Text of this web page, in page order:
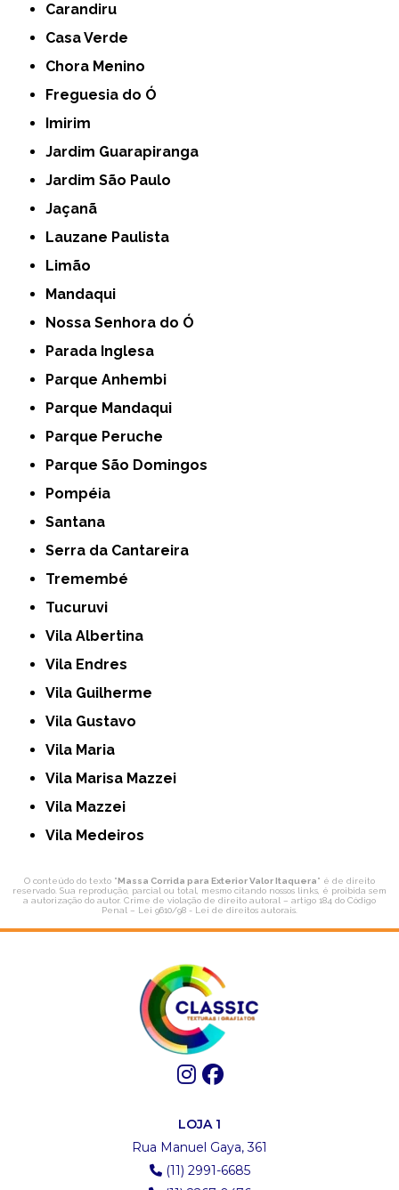
Carandiru
Casa Verde
Chora Menino
Freguesia do Ó
Imirim
Jardim Guarapiranga
Jardim São Paulo
Jaçanã
Lauzane Paulista
Limão
Mandaqui
Nossa Senhora do Ó
Parada Inglesa
Parque Anhembi
Parque Mandaqui
Parque Peruche
Parque São Domingos
Pompéia
Santana
Serra da Cantareira
Tremembé
Tucuruvi
Vila Albertina
Vila Endres
Vila Guilherme
Vila Gustavo
Vila Maria
Vila Marisa Mazzei
Vila Mazzei
Vila Medeiros
O conteúdo do texto "Massa Corrida para Exterior Valor Itaquera" é de direito
reservado. Sua reprodução, parcial ou total, mesmo citando nossos links, é proibida sem
a autorização do autor. Crime de violação de direito autoral – artigo 184 do Código
Penal – Lei 9610/98 - Lei de direitos autorais
LOJA 1
Rua Manuel Gaya, 361
(11) 2991-6685